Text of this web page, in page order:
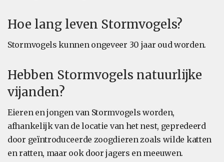
Hoe lang leven Stormvogels?
Stormvogels kunnen ongeveer 30 jaar oud worden.
Hebben Stormvogels natuurlijke
vijanden?
Eieren en jongen van Stormvogels worden,
afhankelijk van de locatie van het nest, gepredeerd
door geïntroduceerde zoogdieren zoals wilde katten
en ratten, maar ook door jagers en meeuwen.